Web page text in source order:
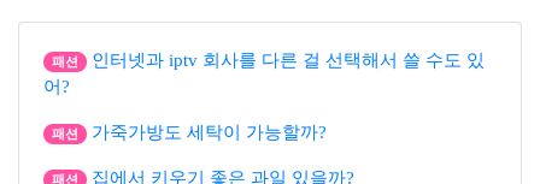
패션
인터넷과 iptv 회사를 다른 걸 선택해서 쓸 수도 있
어?
패션 가죽가방도 세탁이 가능할까?
패션 집에서 키우기 좋은 과일 있을까?